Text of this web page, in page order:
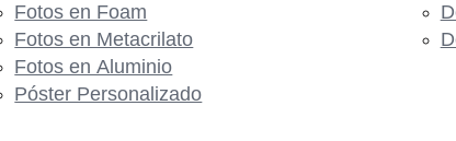
Fotos en Foam
Fotos en Metacrilato
Fotos en Aluminio
Póster Personalizado